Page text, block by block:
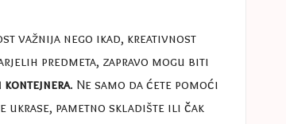
važnija nego ikad, kreativnost
predmeta, zapravo mogu biti
kontejnera. Ne samo da ćete pomoći
pametno skladište ili čak